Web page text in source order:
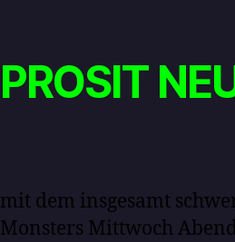
PROSIT
mit dem insgesamt
Monsters Mittwoch